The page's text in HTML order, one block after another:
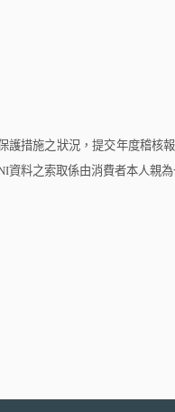
措施之狀況，提交年度稽核
資料之索取係由消費者本人親